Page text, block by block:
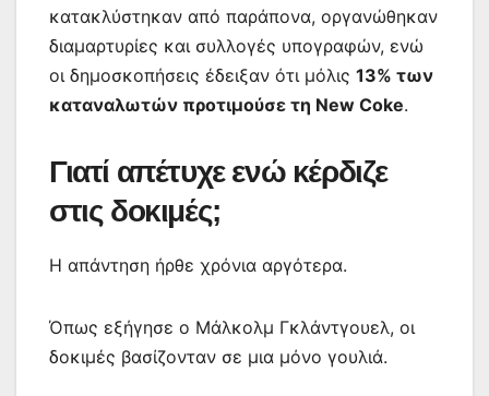
κατακλύστηκαν από παράπονα, οργανώθηκαν
διαμαρτυρίες και συλλογές υπογραφών, ενώ
οι δημοσκοπήσεις έδειξαν ότι μόλις 13% των
καταναλωτών προτιμούσε τη New Coke.
Γιατί απέτυχε ενώ κέρδιζε
στις δοκιμές;
Η απάντηση ήρθε χρόνια αργότερα.
Όπως εξήγησε ο Μάλκολμ Γκλάντγουελ, οι
δοκιμές βασίζονταν σε μια μόνο γουλιά.